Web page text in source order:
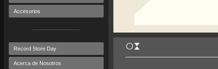
Accesorios
Record Store Day
Acerca de Nosotros